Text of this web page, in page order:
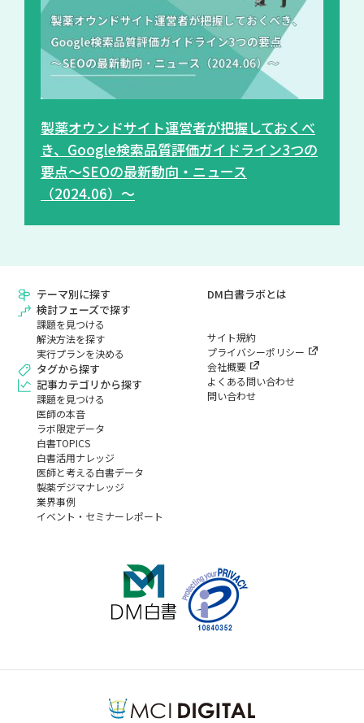
製薬オウンドサイト運営者が把握しておくべ
き、Google検索品質評価ガイドライン3つの
要点～SEOの最新動向・ニュース
（2024.06）～
テーマ別に探す
検討フェーズで探す
課題を見つける
解決方法を探す
実行プランを決める
タグから探す
記事カテゴリから探す
課題を見つける
医師の本音
ラボ限定データ
白書TOPICS
白書活用ナレッジ
医師と考える白書データ
製薬デジマナレッジ
業界事例
イベント・セミナーレポート
DM白書ラボとは
サイト規約
プライバシーポリシー
会社概要
よくある問い合わせ
問い合わせ